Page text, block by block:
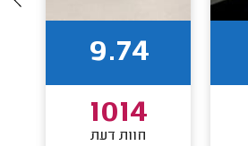
9.74
1014
חוות דעת